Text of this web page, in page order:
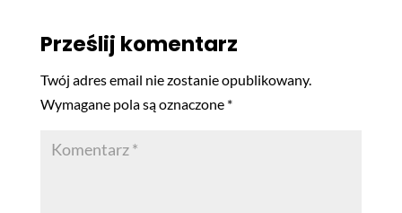
Prześlij komentarz
Twój adres email nie zostanie opublikowany.
Wymagane pola są oznaczone *